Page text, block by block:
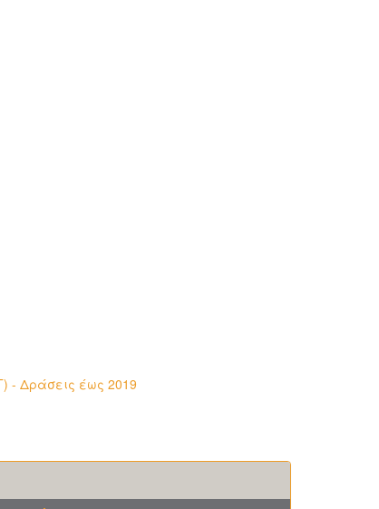
- Δράσεις έως 2019